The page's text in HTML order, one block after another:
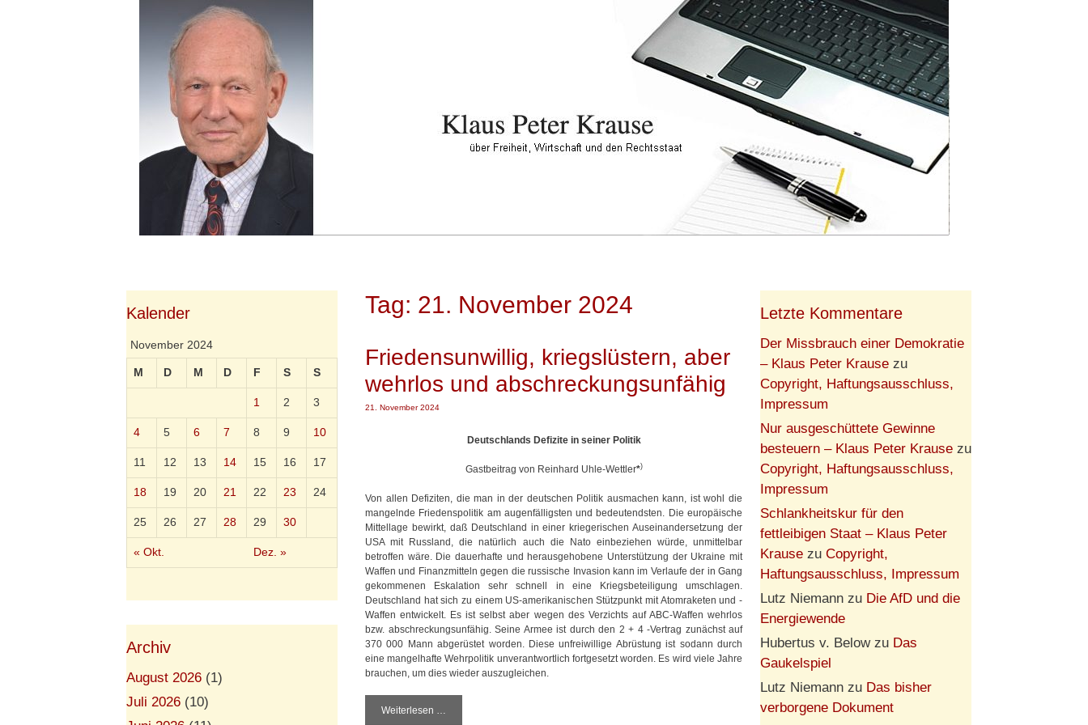
Tag: 21. November 2024
Friedensunwillig, kriegslüstern, aber
wehrlos und abschreckungsunfähig
21. November 2024
Deutschlands Defizite in seiner Politik
Gastbeitrag von Reinhard Uhle-Wettler*)
Von allen Defiziten, die man in der deutschen Politik ausmachen kann, ist wohl die
mangelnde Friedenspolitik am augenfälligsten und bedeutendsten. Die europäische
Mittellage bewirkt, daß Deutschland in einer kriegerischen Auseinandersetzung der
USA mit Russland, die natürlich auch die Nato einbeziehen würde, unmittelbar
betroffen wäre. Die dauerhafte und herausgehobene Unterstützung der Ukraine mit
Waffen und Finanzmitteln gegen die russische Invasion kann im Verlaufe der in Gang
gekommenen Eskalation sehr schnell in eine Kriegsbeteiligung umschlagen.
Deutschland hat sich zu einem US-amerikanischen Stützpunkt mit Atomraketen und -
Waffen entwickelt. Es ist selbst aber wegen des Verzichts auf ABC-Waffen wehrlos
bzw. abschreckungsunfähig. Seine Armee ist durch den 2 + 4 -Vertrag zunächst auf
370 000 Mann abgerüstet worden. Diese unfreiwillige Abrüstung ist sodann durch
eine mangelhafte Wehrpolitik unverantwortlich fortgesetzt worden. Es wird viele Jahre
brauchen, um dies wieder auszugleichen.
Weiterlesen …
Kalender
November 2024
M D M D F S S
« Okt. Dez. »
1 2 3
4 5 6 7 8 9 10
11 12 13 14 15 16 17
18 19 20 21 22 23 24
25 26 27 28 29 30
Archiv
August 2026 (1)
Juli 2026 (10)
Letzte Kommentare
Der Missbrauch einer Demokratie
– Klaus Peter Krause zu
Copyright, Haftungsausschluss,
Impressum
Nur ausgeschüttete Gewinne
besteuern – Klaus Peter Krause zu
Copyright, Haftungsausschluss,
Impressum
Schlankheitskur für den
fettleibigen Staat – Klaus Peter
Krause zu Copyright,
Haftungsausschluss, Impressum
Lutz Niemann zu Die AfD und die
Energiewende
Hubertus v. Belowzu Das
Gaukelspiel
Lutz Niemann zu Das bisher
verborgene Dokument